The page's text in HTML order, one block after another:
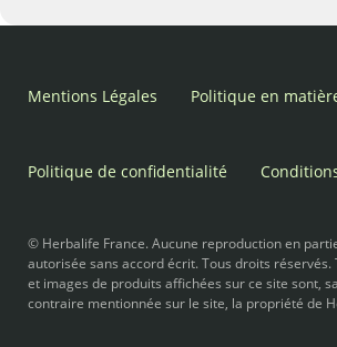
Mentions Légales Politique en
Politique de confidentialité
© Herbalife France. Aucune reproduction en
autorisée sans accord écrit. Tous droits réservés.
et images de produits affichées sur ce site sont,
contraire mentionnée sur le site, la propriété de